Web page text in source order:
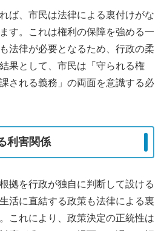
ば、市民は法律による裏付けがな
す。これは権利の保障を強める一
法律が必要となるため、行政の柔
果として、市民は「守られる権
される義務」の両面を意識する必
利害関係
拠を行政が独自に判断して設ける
活に直結する政策も法律による裏
これにより、政策決定の正統性は